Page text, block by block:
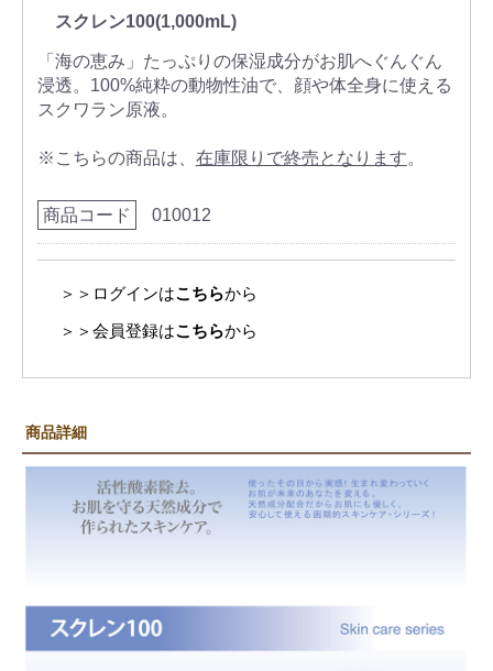
スクレン100(1,000mL)
「海の恵み」たっぷりの保湿成分がお肌へぐんぐん
浸透。100%純粋の動物性油で、顔や体全身に使える
スクワラン原液。
※こちらの商品は、 在庫限りで終売となります。
商品コード 010012
＞＞ログインはこちらから
＞＞会員登録はこちらから
商品詳細